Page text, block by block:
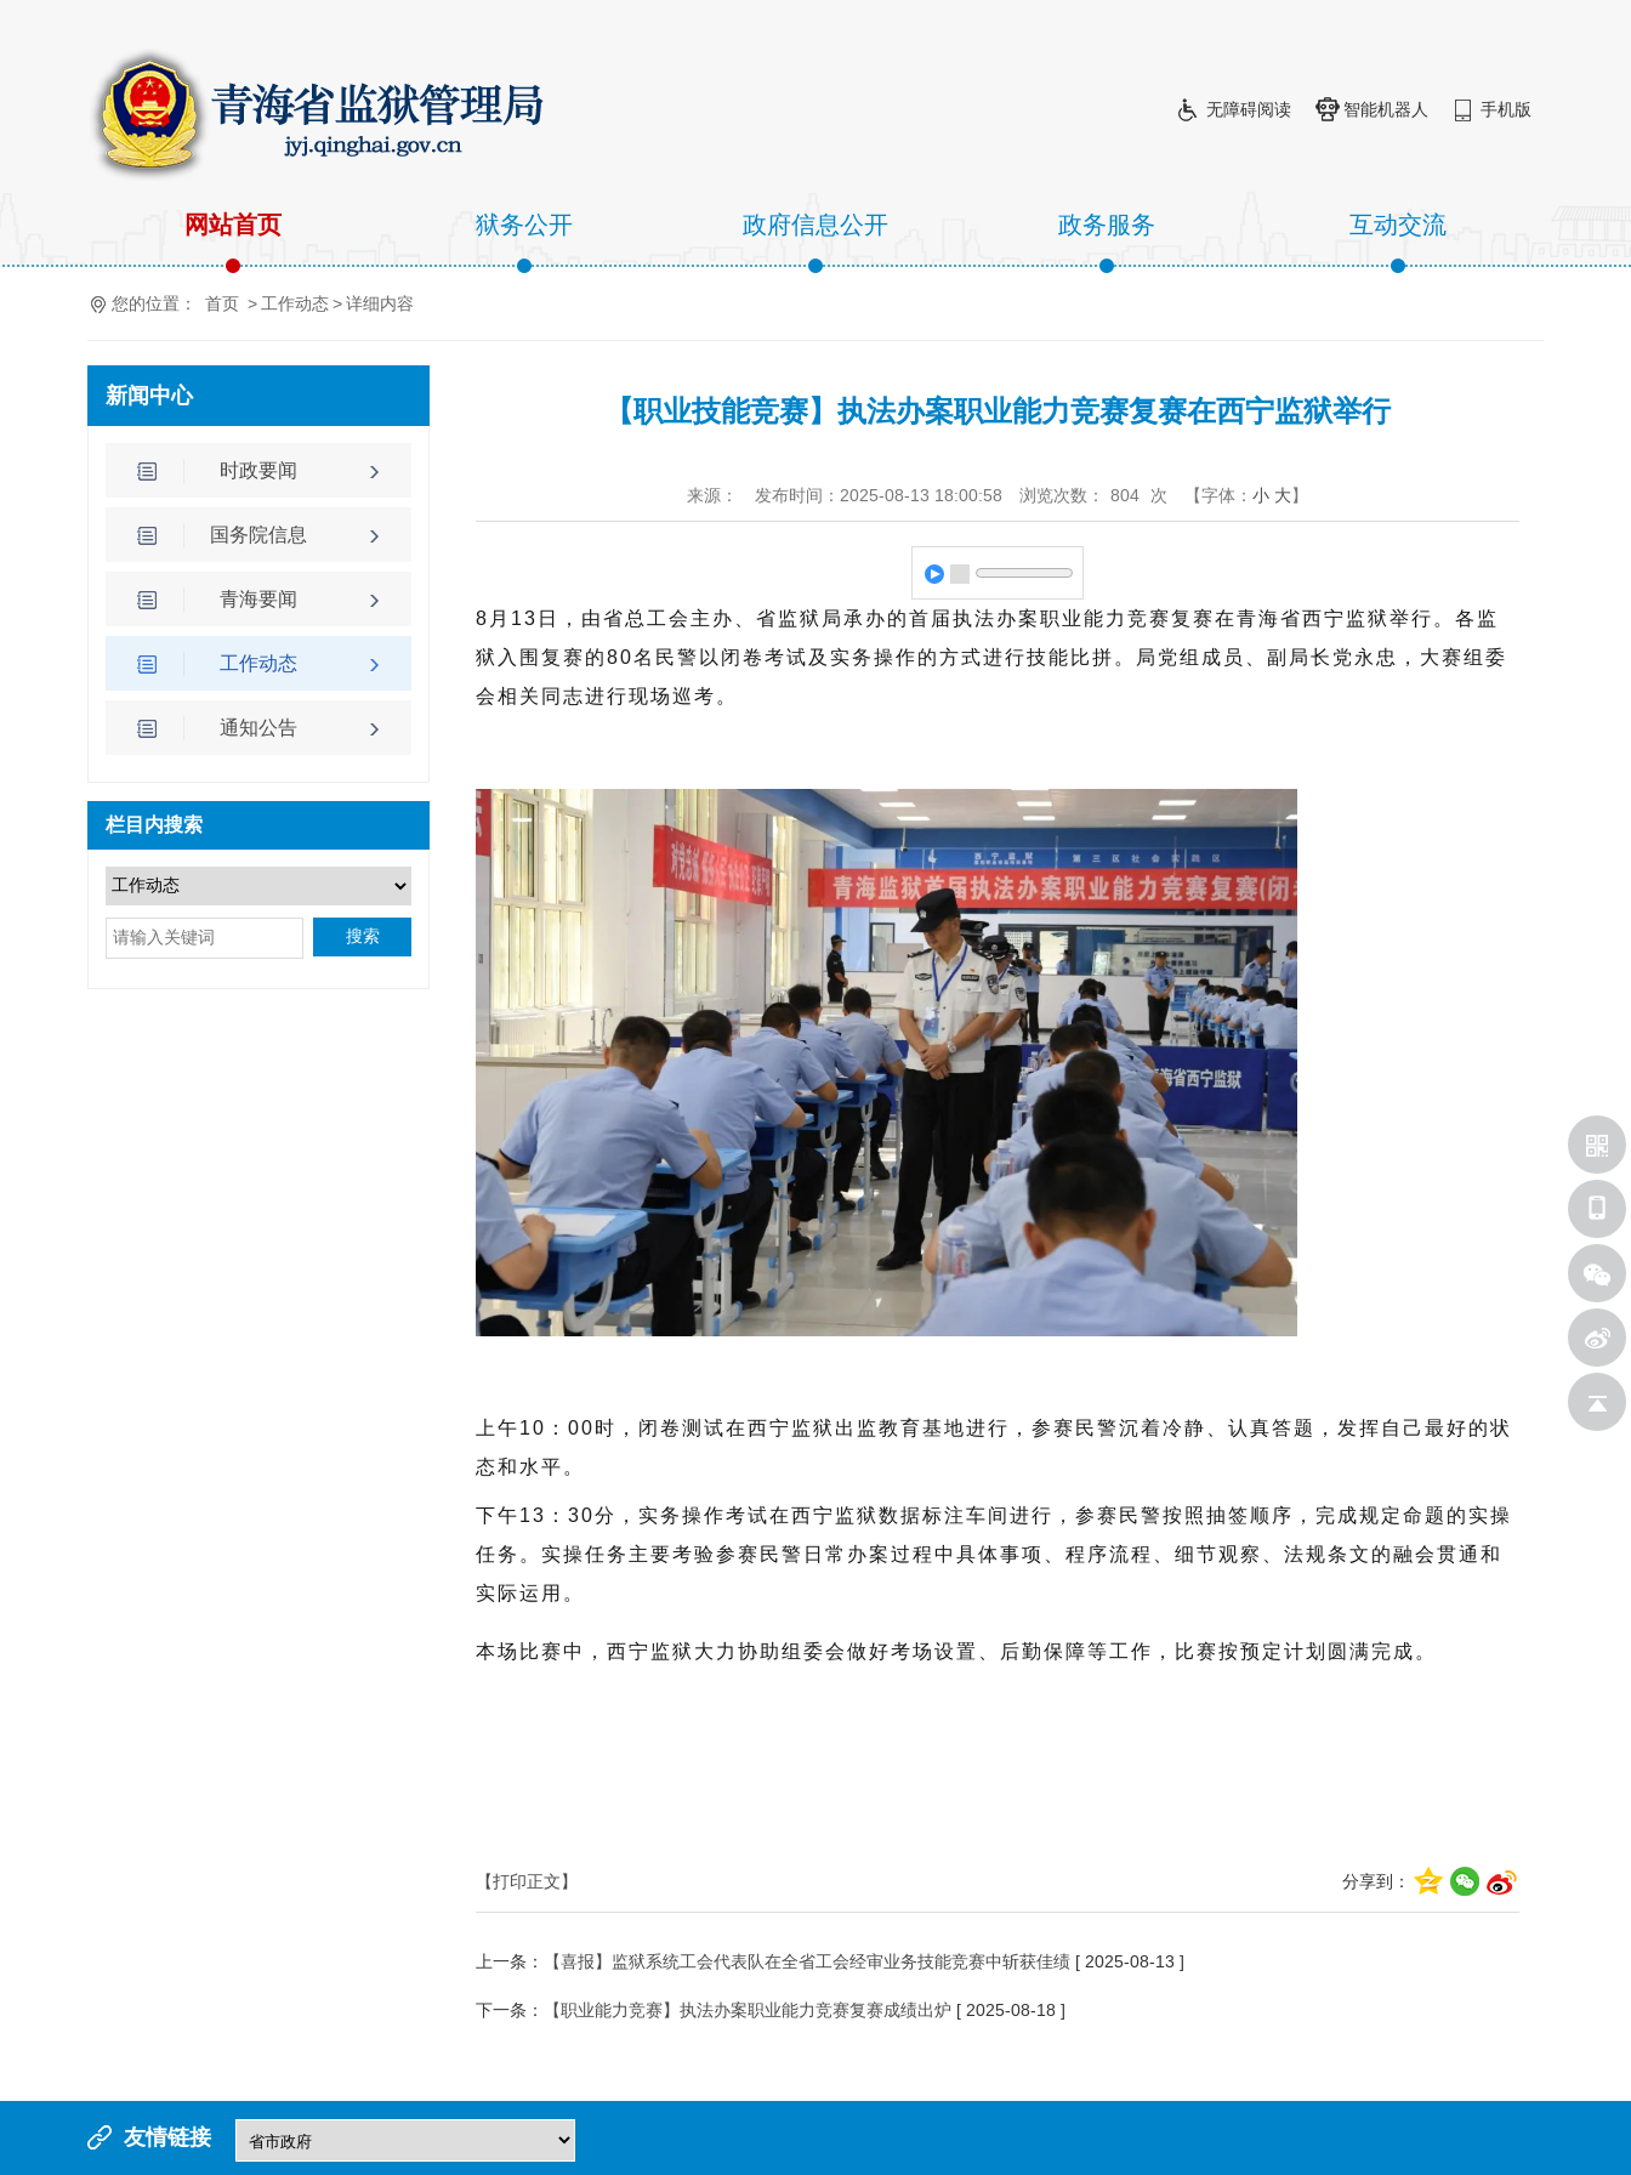
无障碍阅读 智能机器人 手机版
网站首页 狱务公开 政府信息公开 政务服务 互动交流
您的位置： 首页 > 工作动态>详细内容
新闻中心
时政要闻
国务院信息
青海要闻
工作动态
通知公告
栏目内搜索
搜索
【职业技能竞赛】执法办案职业能力竞赛复赛在西宁监狱举行
来源： 发布时间：2025-08-13 18:00:58 浏览次数： 804 次 【字体： 小 大】
8月13日，由省总工会主办、省监狱局承办的首届执法办案职业能力竞赛复赛在青海省西宁监狱举行。各监
狱入围复赛的80名民警以闭卷考试及实务操作的方式进行技能比拼。局党组成员、副局长党永忠，大赛组委
会相关同志进行现场巡考。
上午10：00时，闭卷测试在西宁监狱出监教育基地进行，参赛民警沉着冷静、认真答题，发挥自己最好的状
态和水平。
下午13：30分，实务操作考试在西宁监狱数据标注车间进行，参赛民警按照抽签顺序，完成规定命题的实操
任务。实操任务主要考验参赛民警日常办案过程中具体事项、程序流程、细节观察、法规条文的融会贯通和
实际运用。
本场比赛中，西宁监狱大力协助组委会做好考场设置、后勤保障等工作，比赛按预定计划圆满完成。
分享到：
【打印正文】
上一条： 【喜报】监狱系统工会代表队在全省工会经审业务技能竞赛中斩获佳绩 [ 2025-08-13 ]
下一条： 【职业能力竞赛】执法办案职业能力竞赛复赛成绩出炉 [ 2025-08-18 ]
友情链接
新浪微